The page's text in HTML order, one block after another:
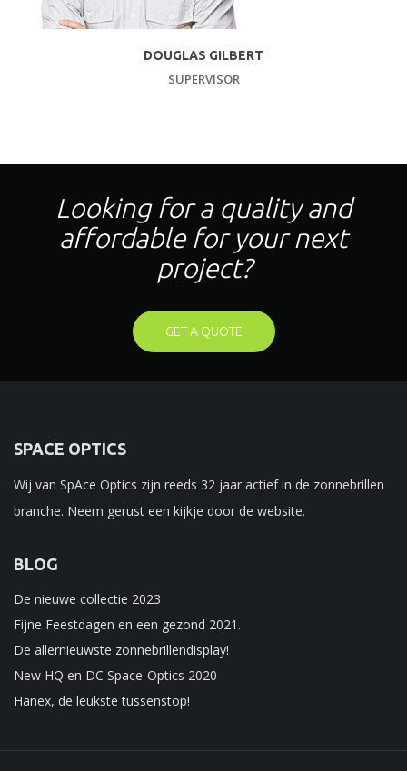
DOUGLAS GILBERT
SUPERVISOR
Looking for a quality and
affordable for your next
project?
GET A QUOTE
SPACE OPTICS
Wij van SpAce Optics zijn reeds 32 jaar actief in de zonnebrillen
branche. Neem gerust een kijkje door de website.
BLOG
De nieuwe collectie 2023
Fijne Feestdagen en een gezond 2021.
De allernieuwste zonnebrillendisplay!
New HQ en DC Space-Optics 2020
Hanex, de leukste tussenstop!